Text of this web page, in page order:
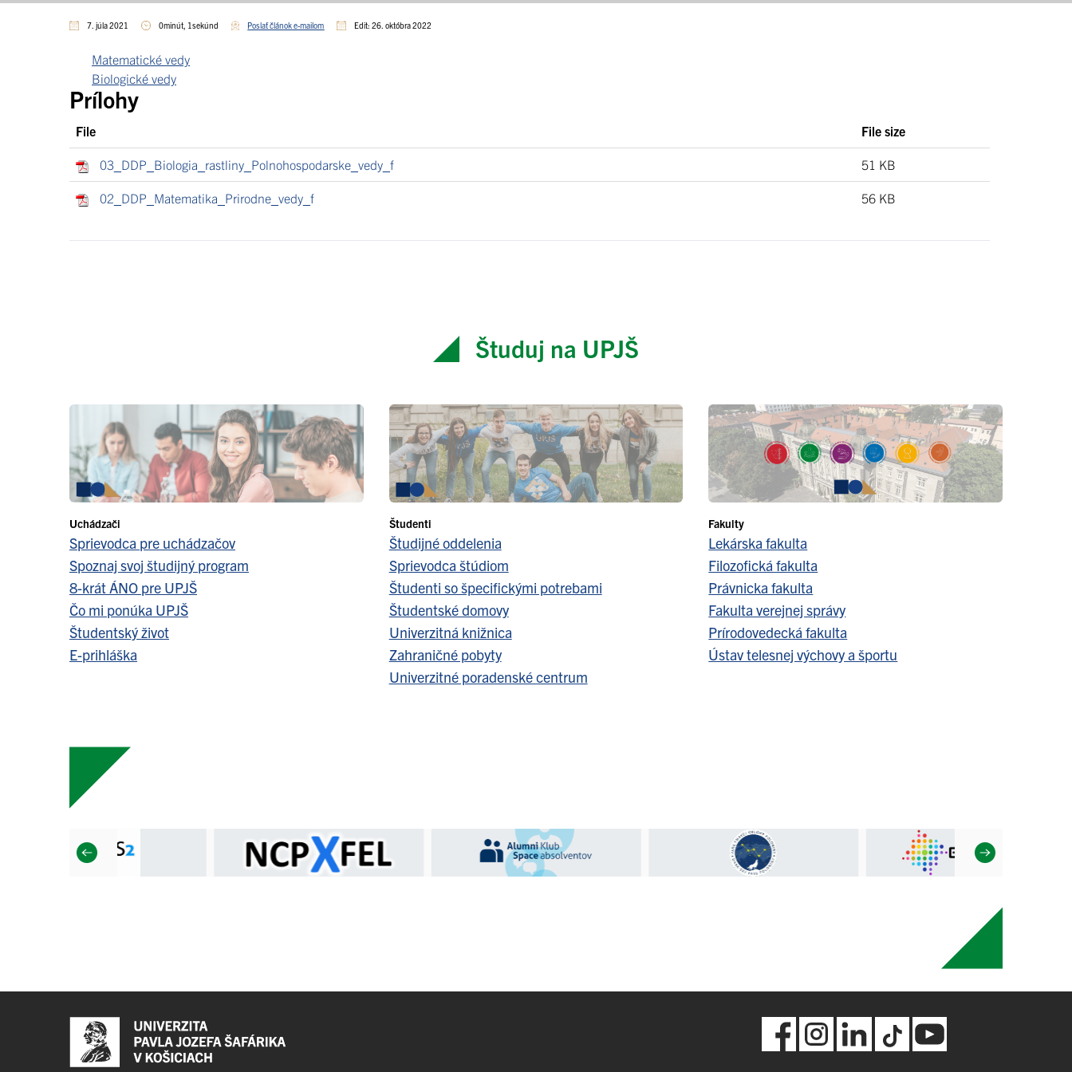
7. júla 2021 0minút, 1sekúnd Poslať článok e-mailom Edit: 26. októbra 2022
Matematické vedy
Biologické vedy
Prílohy
File File size
03_DDP_Biologia_rastliny_Polnohospodarske_vedy_f 51 KB
02_DDP_Matematika_Prirodne_vedy_f 56 KB
Študuj na UPJŠ
Uchádzači
Sprievodca pre uchádzačov
Spoznaj svoj študijný program
8-krát ÁNO pre UPJŠ
Čo mi ponúka UPJŠ
Študentský život
E-prihláška
Študenti
Študijné oddelenia
Sprievodca štúdiom
Študenti so špecifickými potrebami
Študentské domovy
Univerzitná knižnica
Zahraničné pobyty
Univerzitné poradenské centrum
Fakulty
Lekárska fakulta
Filozofická fakulta
Právnicka fakulta
Fakulta verejnej správy
Prírodovedecká fakulta
Ústav telesnej výchovy a športu